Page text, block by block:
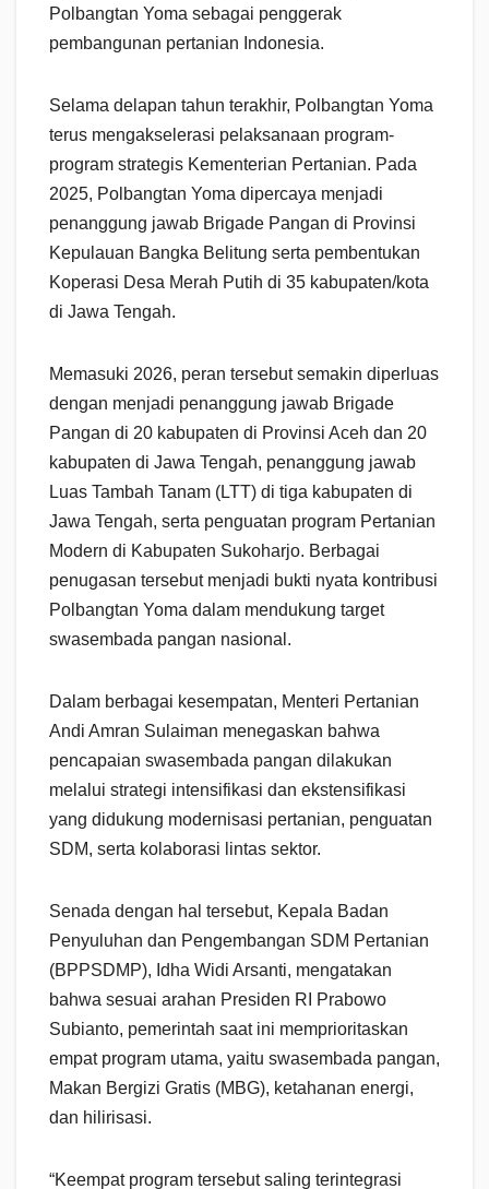
Polbangtan Yoma sebagai penggerak
pembangunan pertanian Indonesia.
Selama delapan tahun terakhir, Polbangtan Yoma
terus mengakselerasi pelaksanaan program-
program strategis Kementerian Pertanian. Pada
2025, Polbangtan Yoma dipercaya menjadi
penanggung jawab Brigade Pangan di Provinsi
Kepulauan Bangka Belitung serta pembentukan
Koperasi Desa Merah Putih di 35 kabupaten/kota
di Jawa Tengah.
Memasuki 2026, peran tersebut semakin diperluas
dengan menjadi penanggung jawab Brigade
Pangan di 20 kabupaten di Provinsi Aceh dan 20
kabupaten di Jawa Tengah, penanggung jawab
Luas Tambah Tanam (LTT) di tiga kabupaten di
Jawa Tengah, serta penguatan program Pertanian
Modern di Kabupaten Sukoharjo. Berbagai
penugasan tersebut menjadi bukti nyata kontribusi
Polbangtan Yoma dalam mendukung target
swasembada pangan nasional.
Dalam berbagai kesempatan, Menteri Pertanian
Andi Amran Sulaiman menegaskan bahwa
pencapaian swasembada pangan dilakukan
melalui strategi intensifikasi dan ekstensifikasi
yang didukung modernisasi pertanian, penguatan
SDM, serta kolaborasi lintas sektor.
Senada dengan hal tersebut, Kepala Badan
Penyuluhan dan Pengembangan SDM Pertanian
(BPPSDMP), Idha Widi Arsanti, mengatakan
bahwa sesuai arahan Presiden RI Prabowo
Subianto, pemerintah saat ini memprioritaskan
empat program utama, yaitu swasembada pangan,
Makan Bergizi Gratis (MBG), ketahanan energi,
dan hilirisasi.
“Keempat program tersebut saling terintegrasi